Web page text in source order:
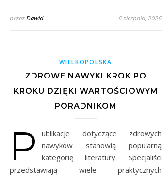
przezDawid 6 sierpnia, 2026
WIELKOPOLSKA
ZDROWE NAWYKI KROK PO
KROKU DZIĘKI WARTOŚCIOWYM
PORADNIKOM
P
ublikacje dotyczące zdrowych
nawyków stanowią popularną
kategorię literatury. Specjaliści
przedstawiają wiele praktycznych